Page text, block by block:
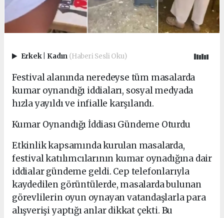
Erkek Kadın (Haberi Sesli Oku)
Festival alanında neredeyse tüm masalarda
kumar oynandığı iddiaları, sosyal medyada
hızla yayıldı ve infialle karşılandı.
Kumar Oynandığı İddiası Gündeme Oturdu
Etkinlik kapsamında kurulan masalarda,
festival katılımcılarının kumar oynadığına dair
iddialar gündeme geldi. Cep telefonlarıyla
kaydedilen görüntülerde, masalarda bulunan
görevlilerin oyun oynayan vatandaşlarla para
alışverişi yaptığı anlar dikkat çekti. Bu